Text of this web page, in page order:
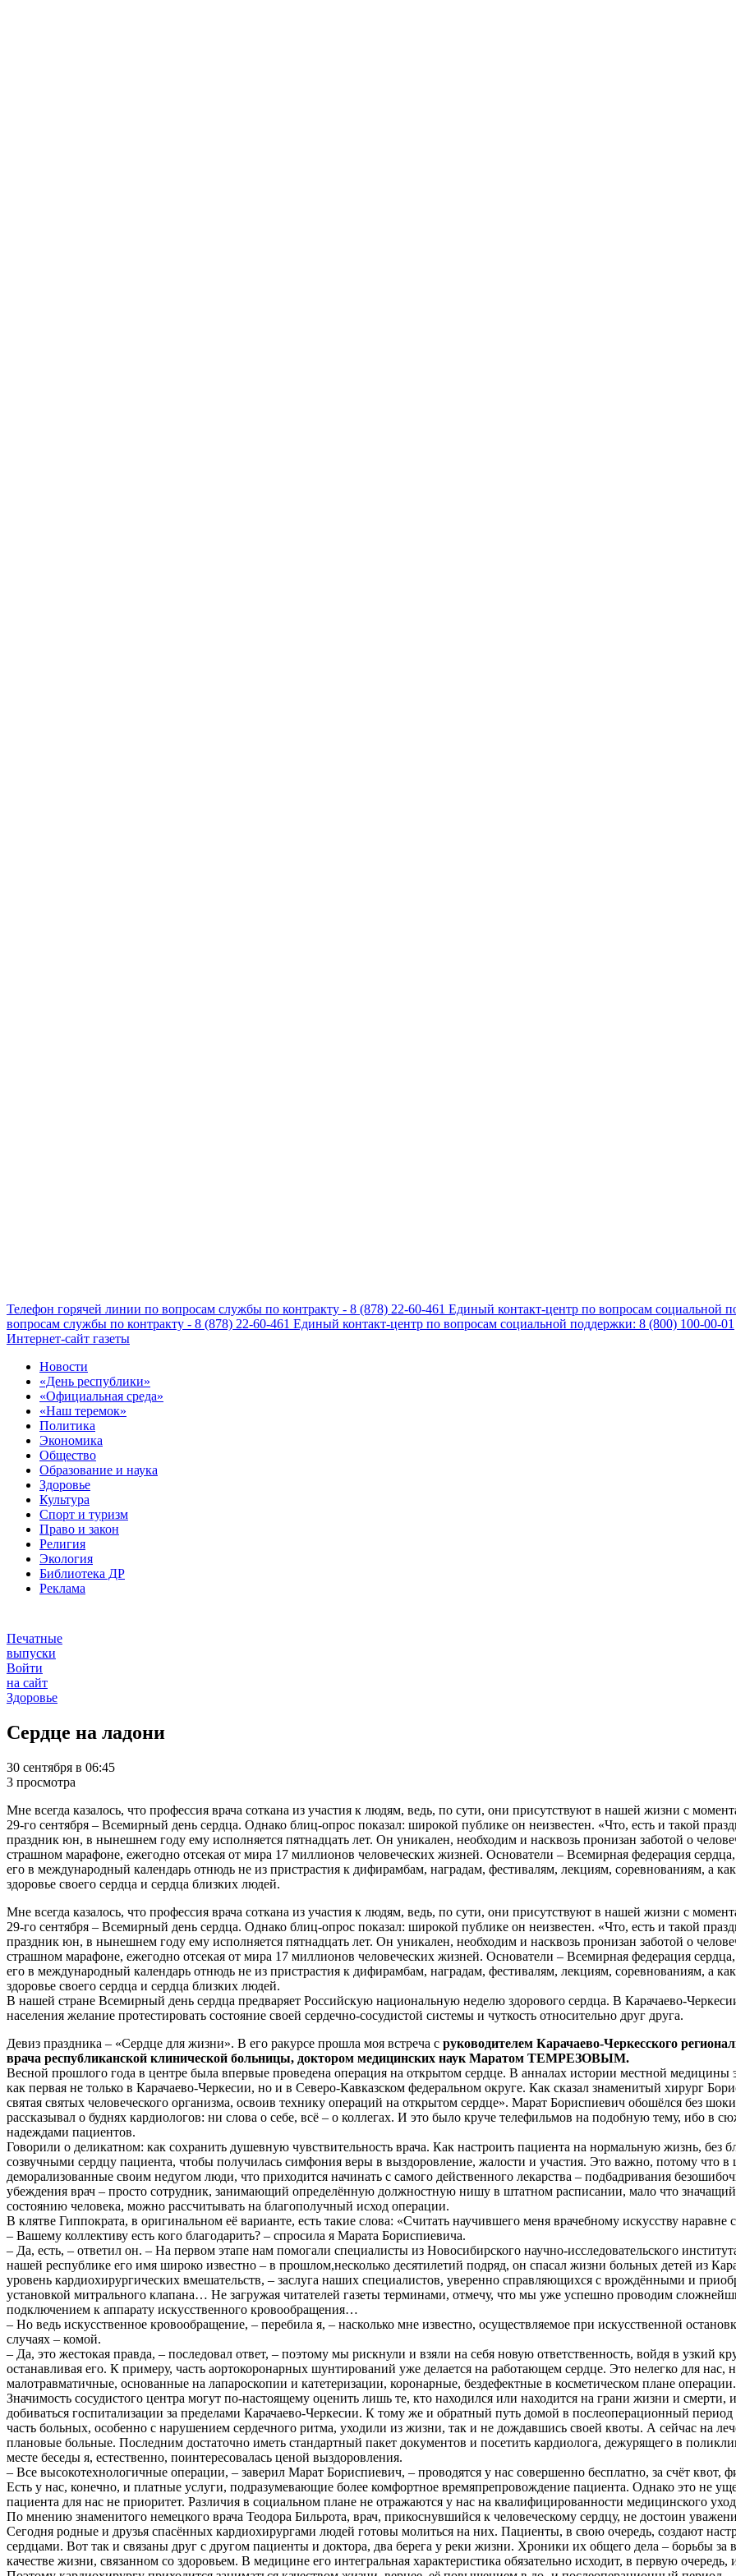
Телефон горячей линии по вопросам службы по контракту - 8 (878) 22-60-461 Единый контакт-центр по вопросам социальной
вопросам службы по контракту - 8 (878) 22-60-461 Единый контакт-центр по вопросам социальной поддержки: 8 (800) 100-00-01
Интернет-сайт газеты
Новости
«День республики»
«Официальная среда»
«Наш теремок»
Политика
Экономика
Общество
Образование и наука
Здоровье
Культура
Спорт и туризм
Право и закон
Религия
Экология
Библиотека ДР
Реклама
Печатные
выпуски
Войти
на сайт
Здоровье
Сердце на ладони
30 сентября в 06:45
3 просмотра
Мне всегда казалось, что профессия врача соткана из участия к людям, ведь, по сути, они присутствуют в нашей жизни с
29-го сентября – Всемирный день сердца. Однако блиц-опрос показал: широкой публике он неизвестен. «Что, есть и такой
праздник юн, в нынешнем году ему исполняется пятнадцать лет. Он уникален, необходим и насквозь пронизан заботой о
страшном марафоне, ежегодно отсекая от мира 17 миллионов человеческих жизней. Основатели – Всемирная федерация
его в международный календарь отнюдь не из пристрастия к дифирамбам, наградам, фестивалям, лекциям, соревнованиям, а
здоровье своего сердца и сердца близких людей.
Мне всегда казалось, что профессия врача соткана из участия к людям, ведь, по сути, они присутствуют в нашей жизни с
29-го сентября – Всемирный день сердца. Однако блиц-опрос показал: широкой публике он неизвестен. «Что, есть и такой
праздник юн, в нынешнем году ему исполняется пятнадцать лет. Он уникален, необходим и насквозь пронизан заботой о
страшном марафоне, ежегодно отсекая от мира 17 миллионов человеческих жизней. Основатели – Всемирная федерация
его в международный календарь отнюдь не из пристрастия к дифирамбам, наградам, фестивалям, лекциям, соревнованиям, а
здоровье своего сердца и сердца близких людей.
В нашей стране Всемирный день сердца предваряет Российскую национальную неделю здорового сердца. В Карачаево-
населения желание протестировать состояние своей сердечно-сосудистой системы и чуткость относительно друг друга.
Девиз праздника – «Сердце для жизни». В его ракурсе прошла моя встреча с руководителем Карачаево-Черкесского
врача республиканской клинической больницы, доктором медицинских наук Маратом ТЕМРЕЗОВЫМ.
Весной прошлого года в центре была впервые проведена операция на открытом сердце. В анналах истории местной медицины
как первая не только в Карачаево-Черкесии, но и в Северо-Кавказском федеральном округе. Как сказал знаменитый хирург
святая святых человеческого организма, освоив технику операций на открытом сердце». Марат Бориспиевич обошёлся без
рассказывал о буднях кардиологов: ни слова о себе, всё – о коллегах. И это было круче телефильмов на подобную тему, ибо в
надеждами пациентов.
Говорили о деликатном: как сохранить душевную чувствительность врача. Как настроить пациента на нормальную жизнь, без
созвучными сердцу пациента, чтобы получилась симфония веры в выздоровление, жалости и участия. Это важно, потому что в
деморализованные своим недугом люди, что приходится начинать с самого действенного лекарства – подбадривания
убеждения врач – просто сотрудник, занимающий определённую должностную нишу в штатном расписании, мало что
состоянию человека, можно рассчитывать на благополучный исход операции.
В клятве Гиппократа, в оригинальном её варианте, есть такие слова: «Считать научившего меня врачебному искусству
– Вашему коллективу есть кого благодарить? – спросила я Марата Бориспиевича.
– Да, есть, – ответил он. – На первом этапе нам помогали специалисты из Новосибирского научно-исследовательского
нашей республике его имя широко известно – в прошлом,несколько десятилетий подряд, он спасал жизни больных детей из
уровень кардиохирургических вмешательств, – заслуга наших специалистов, уверенно справляющихся с врождёнными и
установкой митрального клапана… Не загружая читателей газеты терминами, отмечу, что мы уже успешно проводим
подключением к аппарату искусственного кровообращения…
– Но ведь искусственное кровообращение, – перебила я, – насколько мне известно, осуществляемое при искусственной
случаях – комой.
– Да, это жестокая правда, – последовал ответ, – поэтому мы рискнули и взяли на себя новую ответственность, войдя в узкий
останавливая его. К примеру, часть аортокоронарных шунтирований уже делается на работающем сердце. Это нелегко для нас,
малотравматичные, основанные на лапароскопии и катетеризации, коронарные, бездефектные в косметическом плане
Значимость сосудистого центра могут по-настоящему оценить лишь те, кто находился или находится на грани жизни и
добиваться госпитализации за пределами Карачаево-Черкесии. К тому же и обратный путь домой в послеоперационный
часть больных, особенно с нарушением сердечного ритма, уходили из жизни, так и не дождавшись своей квоты. А сейчас на
плановые больные. Последним достаточно иметь стандартный пакет документов и посетить кардиолога, дежурящего в
месте беседы я, естественно, поинтересовалась ценой выздоровления.
– Все высокотехнологичные операции, – заверил Марат Бориспиевич, – проводятся у нас совершенно бесплатно, за счёт
Есть у нас, конечно, и платные услуги, подразумевающие более комфортное времяпрепровождение пациента. Однако это не
пациента для нас не приоритет. Различия в социальном плане не отражаются у нас на квалифицированности медицинского
По мнению знаменитого немецкого врача Теодора Бильрота, врач, прикоснувшийся к человеческому сердцу, не достоин
Сегодня родные и друзья спасённых кардиохирургами людей готовы молиться на них. Пациенты, в свою очередь, создают
сердцами. Вот так и связаны друг с другом пациенты и доктора, два берега у реки жизни. Хроники их общего дела – борьбы
качестве жизни, связанном со здоровьем. В медицине его интегральная характеристика обязательно исходит, в первую